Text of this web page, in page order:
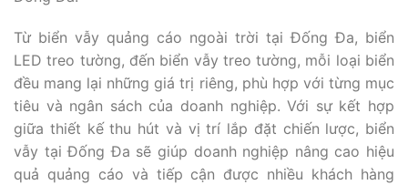
Từ biển vẫy quảng cáo ngoài trời tại Đống Đa, biển
LED treo tường, đến biển vẫy treo tường, mỗi loại biển
đều mang lại những giá trị riêng, phù hợp với từng mục
tiêu và ngân sách của doanh nghiệp. Với sự kết hợp
giữa thiết kế thu hút và vị trí lắp đặt chiến lược, biển
vẫy tại Đống Đa sẽ giúp doanh nghiệp nâng cao hiệu
quả quảng cáo và tiếp cận được nhiều khách hàng